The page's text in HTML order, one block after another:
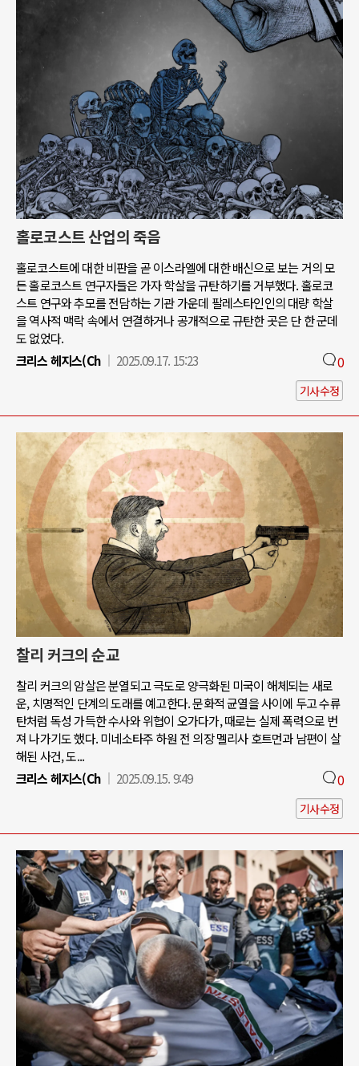
홀로코스트 산업의 죽음
홀로코스트에 대한 비판을 곧 이스라엘에 대한 배신으로 보는 거의 모
든 홀로코스트 연구자들은 가자 학살을 규탄하기를 거부했다. 홀로코
스트 연구와 추모를 전담하는 기관 가운데 팔레스타인인의 대량 학살
을 역사적 맥락 속에서 연결하거나 공개적으로 규탄한 곳은 단 한 군데
도 없었다.
크리스 헤지스(Ch
2025.09.17. 15:23 0
기사수정
찰리 커크의 순교
찰리 커크의 암살은 분열되고 극도로 양극화된 미국이 해체되는 새로
운, 치명적인 단계의 도래를 예고한다. 문화적 균열을 사이에 두고 수류
탄처럼 독성 가득한 수사와 위협이 오가다가, 때로는 실제 폭력으로 번
져 나가기도 했다. 미네소타주 하원 전 의장 멜리사 호트먼과 남편이 살
해된 사건, 도...
크리스 헤지스(Ch
2025.09.15. 9:49 0
기사수정